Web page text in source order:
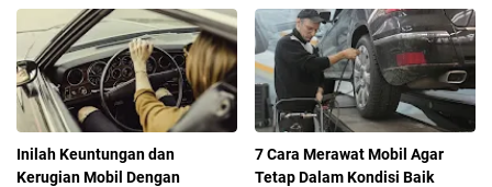
Inilah Keuntungan dan
Kerugian Mobil Dengan
7 Cara Merawat Mobil Agar
Tetap Dalam Kondisi Baik